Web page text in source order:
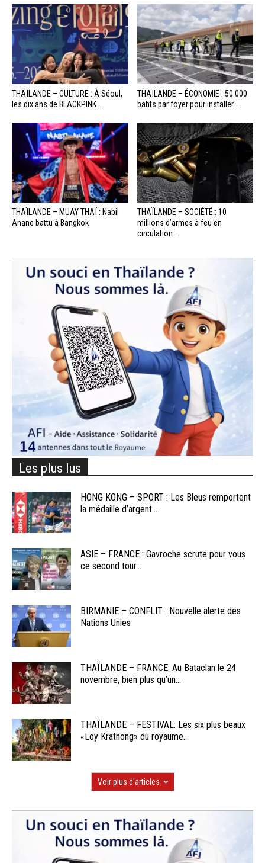
THAÏLANDE – CULTURE : À Séoul,
les dix ans de BLACKPINK...
THAÏLANDE – ÉCONOMIE : 50 000
bahts par foyer pour installer...
THAÏLANDE – MUAY THAÏ : Nabil
Anane battu à Bangkok
THAÏLANDE – SOCIÉTÉ : 10
millions d’armes à feu en
circulation...
Les plus lus
HONG KONG – SPORT : Les Bleus remportent
la médaille d’argent...
ASIE – FRANCE : Gavroche scrute pour vous
ce second tour...
BIRMANIE – CONFLIT : Nouvelle alerte des
Nations Unies
THAÏLANDE – FRANCE: Au Bataclan le 24
novembre, bien plus qu’un...
THAÏLANDE – FESTIVAL: Les six plus beaux
«Loy Krathong» du royaume...
Voir plus d'articles